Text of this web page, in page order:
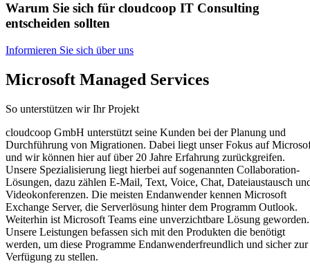
Warum Sie sich für cloudcoop IT Consulting
entscheiden sollten
Informieren Sie sich über uns
Microsoft Managed Services
So unterstützen wir Ihr Projekt
cloudcoop GmbH unterstützt seine Kunden bei der Planung und
Durchführung von Migrationen. Dabei liegt unser Fokus auf
und wir können hier auf über 20 Jahre Erfahrung zurückgreifen.
Unsere Spezialisierung liegt hierbei auf sogenannten Collaboration-
Lösungen, dazu zählen E-Mail, Text, Voice, Chat, Dateiaustausch
Videokonferenzen. Die meisten Endanwender kennen Microsoft
Exchange Server, die Serverlösung hinter dem Programm Outlook.
Weiterhin ist Microsoft Teams eine unverzichtbare Lösung geworden.
Unsere Leistungen befassen sich mit den Produkten die benötigt
werden, um diese Programme Endanwenderfreundlich und sicher zur
Verfügung zu stellen.